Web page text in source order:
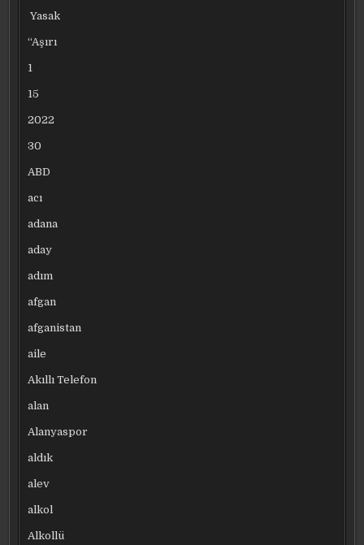
Yasak
“Aşırı
1
15
2022
30
ABD
acı
adana
aday
adım
afgan
afganistan
aile
Akıllı Telefon
alan
Alanyaspor
aldık
alev
alkol
Alkollü